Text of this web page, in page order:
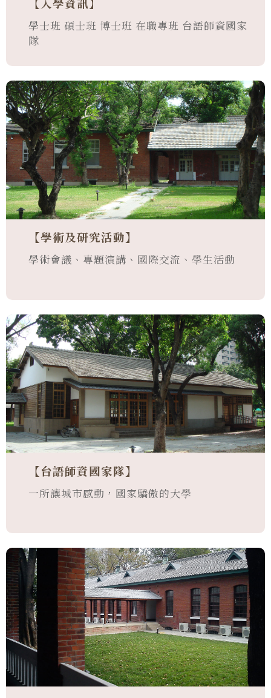
【入學資訊】
學士班 碩士班 博士班 在職專班 台語師資國家
隊
【學術及研究活動】
學術會議、專題演講、國際交流、學生活動
【台語師資國家隊】
一所讓城市感動，國家驕傲的大學